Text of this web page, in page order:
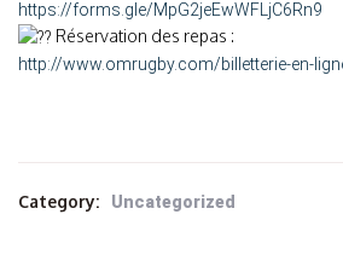
https://forms.gle/MpG2jeEwWFLjC6Rn9
Réservation des repas :
http://www.omrugby.com/billetterie-en-
Category: Uncategorized